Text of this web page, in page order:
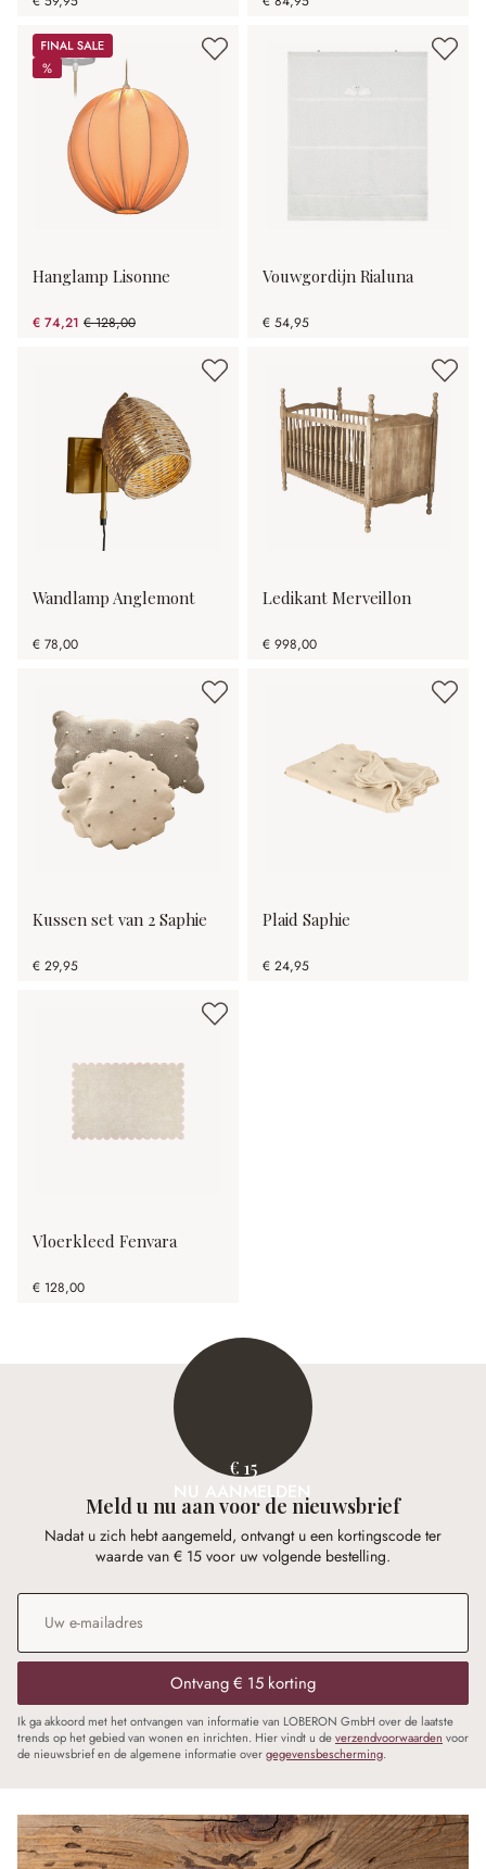
Sale
%
%
Hanglamp Lisonne
€ 74,21 € 128,00
(42.02% gespart)
Vouwgordijn Rialuna
€ 54,95
Wandlamp Anglemont
€ 78,00
Ledikant Merveillon
€ 998,00
Kussen set van 2 Saphie
€ 29,95
Plaid Saphie
€ 24,95
Vloerkleed Fenvara
€ 128,00
€ 15
NU AANMELDEN
Meld u nu aan voor de nieuwsbrief
Nadat u zich hebt aangemeld, ontvangt u een kortingscode ter
waarde van € 15 voor uw volgende bestelling.
E-mailadres
Ontvang € 15 korting
Ik ga akkoord met het ontvangen van informatie van LOBERON GmbH over de laatste
trends op het gebied van wonen en inrichten. Hier vindt u deverzendvoorwaarden voor
de nieuwsbrief en de algemene informatie overgegevensbescherming.